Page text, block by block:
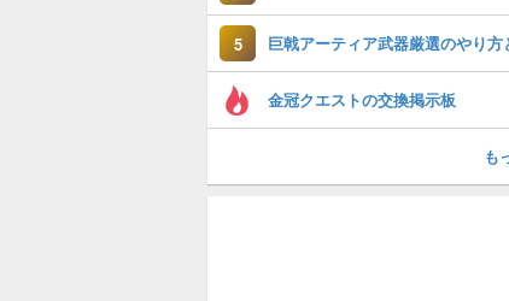
5
金冠クエストの交換掲示板
も